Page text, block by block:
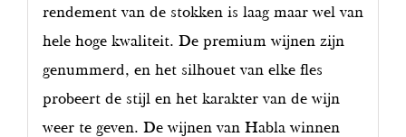
rendement van de stokken is laag maar wel van
hele hoge kwaliteit. De premium wijnen zijn
genummerd, en het silhouet van elke fles
probeert de stijl en het karakter van de wijn
weer te geven. De wijnen van Habla winnen